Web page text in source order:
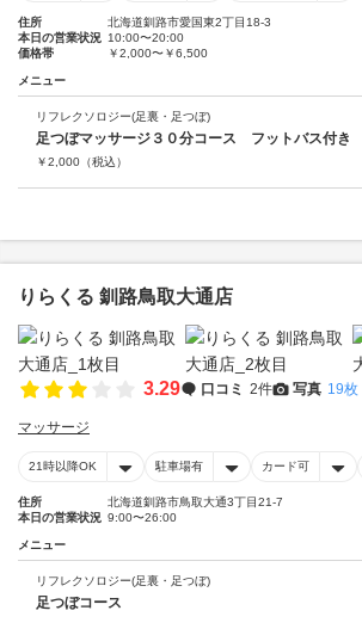
住所
北海道釧路市愛国東2丁目18-3
本日の営業状況 10:00〜20:00
価格帯
￥2,000〜￥6,500
メニュー
リフレクソロジー(足裏・足つぼ)
足つぼマッサージ３０分コース フットバス付き
￥2,000 （税込）
りらくる 釧路鳥取大通店
3.29 口コミ 2件 写真 19枚
マッサージ
21時以降OK 駐車場有 カード可
住所
北海道釧路市鳥取大通3丁目21-7
本日の営業状況 9:00〜26:00
メニュー
リフレクソロジー(足裏・足つぼ)
足つぼコース